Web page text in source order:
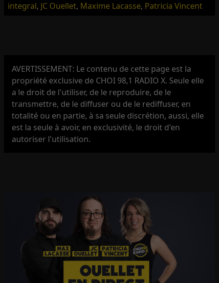
integral, JC Ouellet, Maxime Lacasse, Patricia Vincent
AVERTISSEMENT: Le contenu de cette page est la
propriété exclusive de CHOI 98,1 RADIO X. Seule elle
a le droit de l'utiliser, de le reproduire, de le
transmettre, de le diffuser ou de le rediffuser, en
totalité ou en partie, à sa seule discrétion, aussi, elle
est la seule à avoir, en exclusivité, le droit d'en
autoriser l'utilisation.